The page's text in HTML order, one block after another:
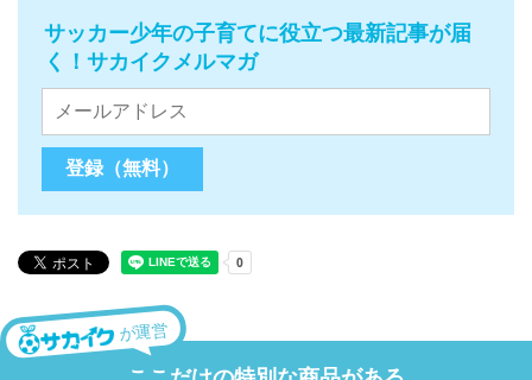
サッカー少年の子育てに役立つ最新記事が届
く！サカイクメルマガ
が運営